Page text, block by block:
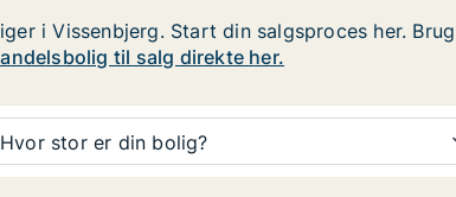
i Vissenbjerg. Start din salgsproces her.
til salg direkte her.
Hvor stor er din bolig?